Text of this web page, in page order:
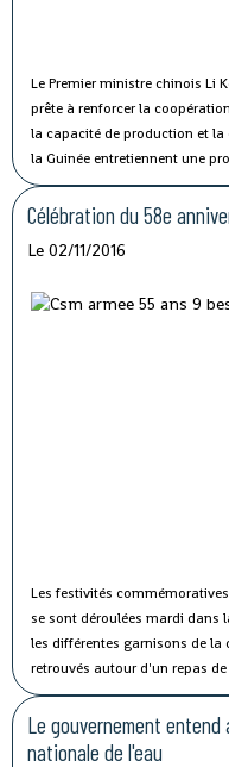
Le Premier ministre chinois Li
prête à renforcer la
la capacité de production et
la Guinée entretiennent une
politique solide et une
rencontre avec le président
Célébration du 58e
Le 02/11/2016
Les festivités
se sont déroulées mardi dans
les différentes garnisons de
retrouvés autour d'un repas
Le gouvernement
nationale de l'eau